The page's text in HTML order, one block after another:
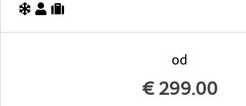
od
€ 299.00